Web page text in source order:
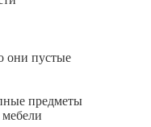
они пустые
предметы